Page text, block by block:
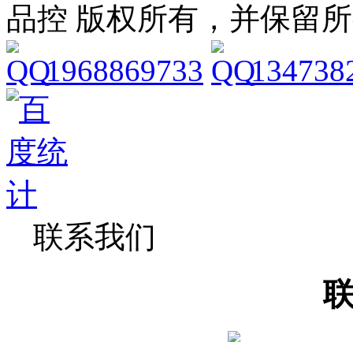
品控 版权所有，并保留
1968869733
联系我们